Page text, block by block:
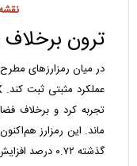
ترون برخلاف
در میان رمزارز‌های
تجربه کرد و برخلاف
گذشته ۰.۷۲ درصد افزایش را ثبت کرده است.